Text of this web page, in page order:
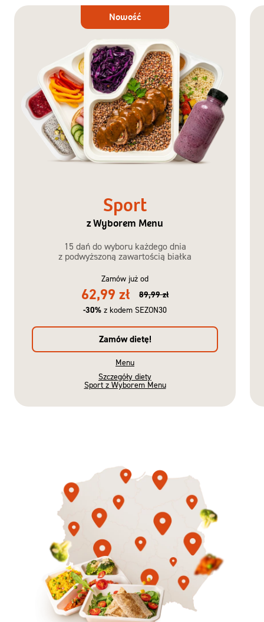
Dieta
Nowość
Sport
z Wyborem Menu
15 dań do wyboru każdego dnia
z podwyższoną zawartością białka
Zamów już od
62,99 zł
89,99 zł
-30% z kodem SEZON30
Zamów dietę!
Menu
Szczegóły diety
Sport z Wyborem Menu